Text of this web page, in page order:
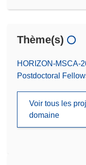
Thème(s)
HORIZON-MSCA-
Postdoctoral
Voir tous les
domaine